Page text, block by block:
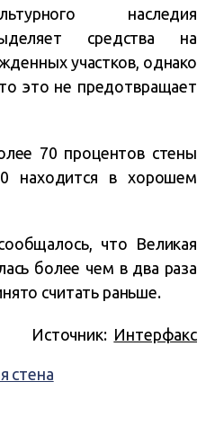
наследия
средства на
участков, однако
это не предотвращает
70 процентов стены
находится в хорошем
что Великая
более чем в два раза
считать раньше.
Источник: Интерфакс
стена